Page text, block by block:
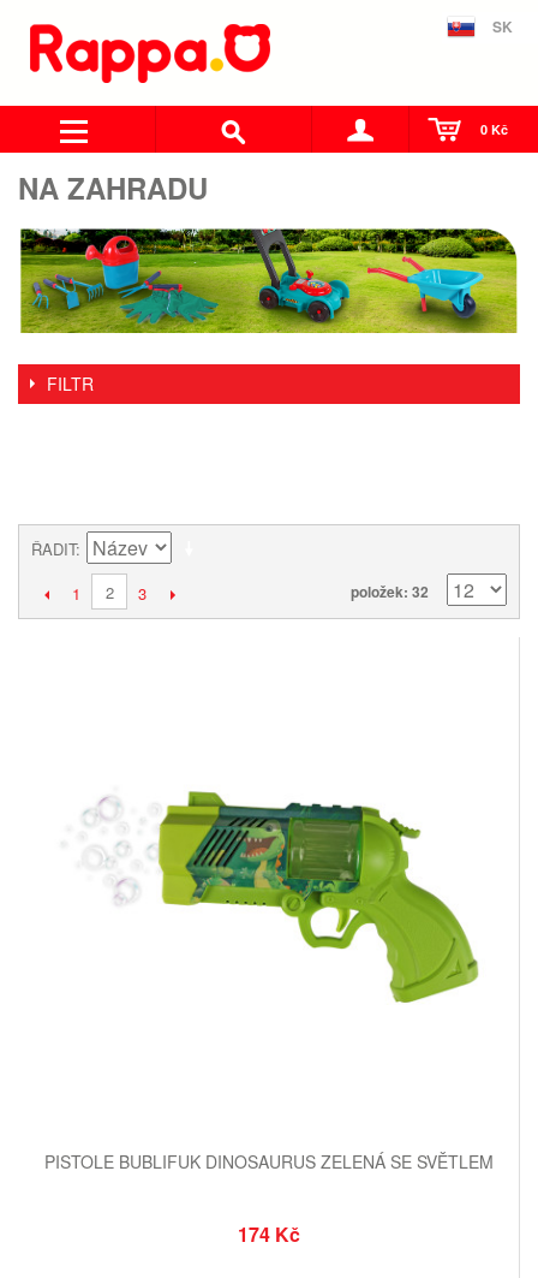
SK
0 Kč
NA ZAHRADU
FILTR
ŘADIT
položek: 32
1 2 3
PISTOLE BUBLIFUK DINOSAURUS ZELENÁ SE SVĚTLEM
174 Kč